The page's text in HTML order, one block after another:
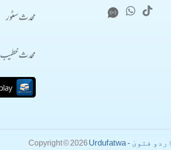
محدث سٹور
محدث خطیب
Copyright © 2026 Urdufatwa - اردو فتویٰ